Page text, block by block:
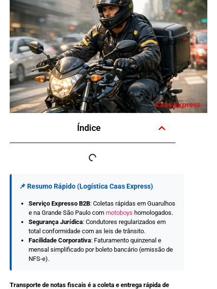
Índice
📌 Resumo Rápido (Logística Caas Express)
Serviço Expresso B2B: Coletas rápidas em Guarulhos
e na Grande São Paulo com motoboys homologados.
Segurança Jurídica: Condutores regularizados em
total conformidade com as leis de trânsito.
Facilidade Corporativa: Faturamento quinzenal e
mensal simplificado por boleto bancário (emissão de
NFS-e).
Transporte de notas fiscais é a coleta e entrega rápida de